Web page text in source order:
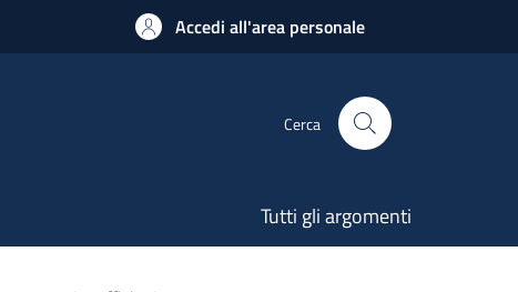
Accedi all'area personale
Cerca
Tutti gli argomenti